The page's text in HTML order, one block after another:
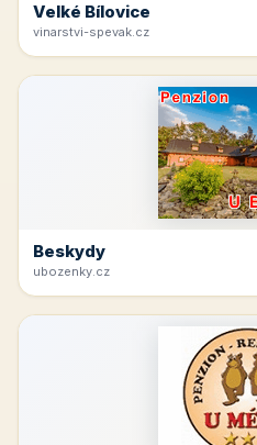
Velké Bílovice
vinarstvi-spevak.cz
Beskydy
ubozenky.cz